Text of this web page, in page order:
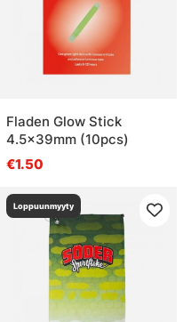
Fladen Glow Stick
4.5x39mm (10pcs)
€1.50
Loppuunmyyty